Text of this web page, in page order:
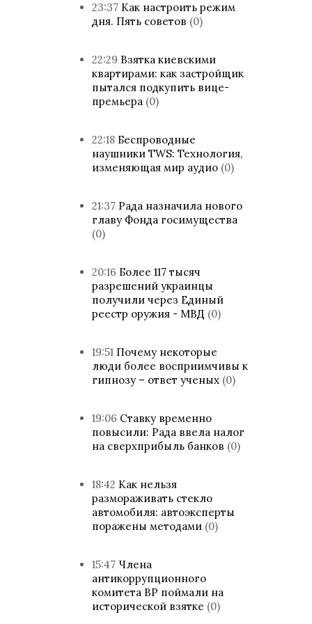
23:37 Как настроить режим
дня. Пять советов (0)
22:29 Взятка киевскими
квартирами: как застройщик
пытался подкупить вице-
премьера (0)
22:18 Беспроводные
наушники TWS: Технология,
изменяющая мир аудио (0)
21:37 Рада назначила нового
главу Фонда госимущества
(0)
20:16 Более 117 тысяч
разрешений украинцы
получили через Единый
реестр оружия - МВД (0)
19:51 Почему некоторые
люди более восприимчивы к
гипнозу – ответ ученых (0)
19:06 Ставку временно
повысили: Рада ввела налог
на сверхприбыль банков (0)
18:42 Как нельзя
размораживать стекло
автомобиля: автоэксперты
поражены методами (0)
15:47 Члена
антикоррупционного
комитета ВР поймали на
исторической взятке (0)